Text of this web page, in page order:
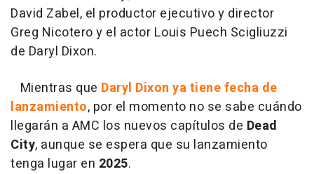
David Zabel, el productor ejecutivo y director
Greg Nicotero y el actor Louis Puech Scigliuzzi
de Daryl Dixon.
Mientras que Daryl Dixon ya tiene fecha de
lanzamiento, por el momento no se sabe cuándo
llegarán a AMC los nuevos capítulos de Dead
City, aunque se espera que su lanzamiento
tenga lugar en 2025.